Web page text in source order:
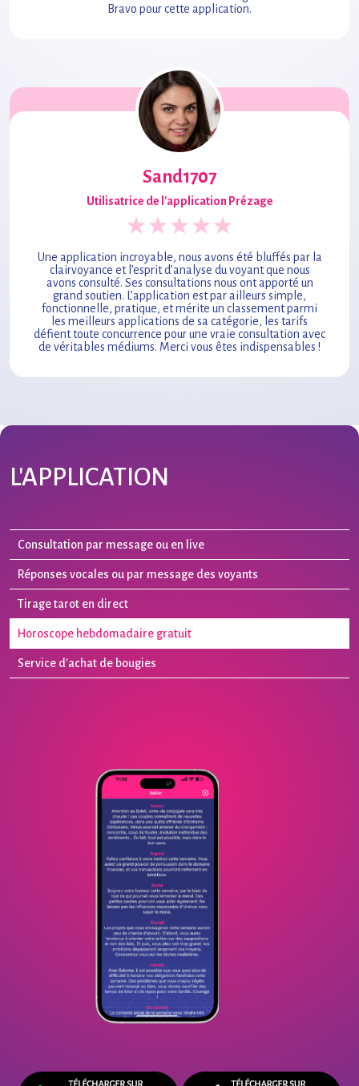
Bravo pour cette application.
Sand1707
Utilisatrice de l'application Prézage
Une application incroyable, nous avons été bluffés par la
clairvoyance et l’esprit d’analyse du voyant que nous
avons consulté. Ses consultations nous ont apporté un
grand soutien. L’application est par ailleurs simple,
fonctionnelle, pratique, et mérite un classement parmi
les meilleurs applications de sa catégorie, les tarifs
défient toute concurrence pour une vraie consultation avec
de véritables médiums. Merci vous êtes indispensables !
L'APPLICATION
Consultation par message ou en live
Réponses vocales ou par message des voyants
Tirage tarot en direct
Horoscope hebdomadaire gratuit
Service d'achat de bougies